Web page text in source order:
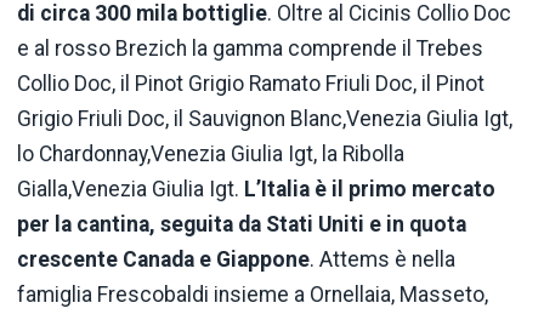
di circa 300 mila bottiglie. Oltre al Cicinis Collio Doc
e al rosso Brezich la gamma comprende il Trebes
Collio Doc, il Pinot Grigio Ramato Friuli Doc, il Pinot
Grigio Friuli Doc, il Sauvignon Blanc,Venezia Giulia Igt,
lo Chardonnay,Venezia Giulia Igt, la Ribolla
Gialla,Venezia Giulia Igt. L’Italia è il primo mercato
per la cantina, seguita da Stati Uniti e in quota
crescente Canada e Giappone. Attems è nella
famiglia Frescobaldi insieme a Ornellaia, Masseto,